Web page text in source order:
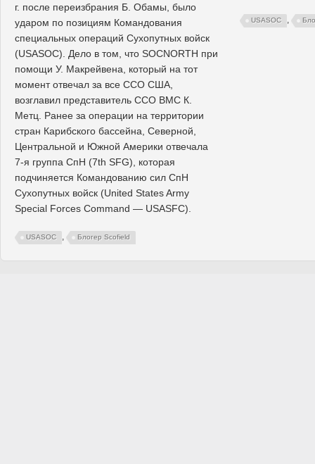
г. после переизбрания Б. Обамы, было
ударом по позициям Командования
специальных операций Сухопутных войск
(USASOC). Дело в том, что SOCNORTH при
помощи У. Макрейвена, который на тот
момент отвечал за все ССО США,
возглавил представитель ССО ВМС К.
Метц. Ранее за операции на территории
стран Карибского бассейна, Северной,
Центральной и Южной Америки отвечала
7-я группа СпН (7th SFG), которая
подчиняется Командованию сил СпН
Сухопутных войск (United States Army
Special Forces Command — USASFC).
USASOC , Блогер Scofield
USASOC ,